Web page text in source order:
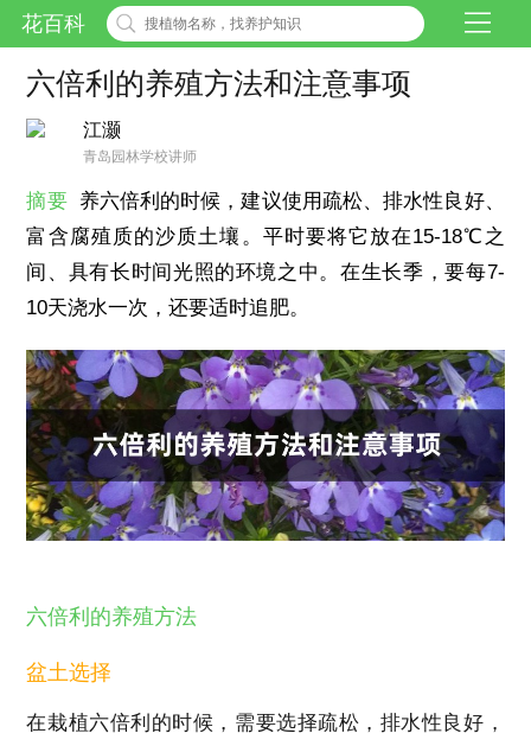
花百科
六倍利的养殖方法和注意事项
江灏
青岛园林学校讲师
摘要 养六倍利的时候，建议使用疏松、排水性良好、
富含腐殖质的沙质土壤。平时要将它放在15-18℃之
间、具有长时间光照的环境之中。在生长季，要每7-
10天浇水一次，还要适时追肥。
六倍利的养殖方法
盆土选择
在栽植六倍利的时候，需要选择疏松，排水性良好，